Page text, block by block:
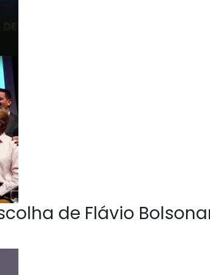
de Flávio